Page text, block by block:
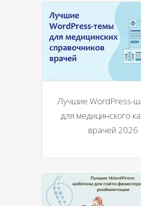
Лучшие WordPress-
для медицинского
врачей 2026